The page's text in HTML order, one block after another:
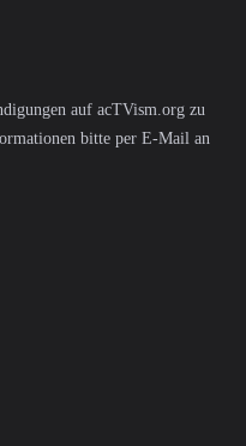
auf acTVism.org zu
bitte per E-Mail an